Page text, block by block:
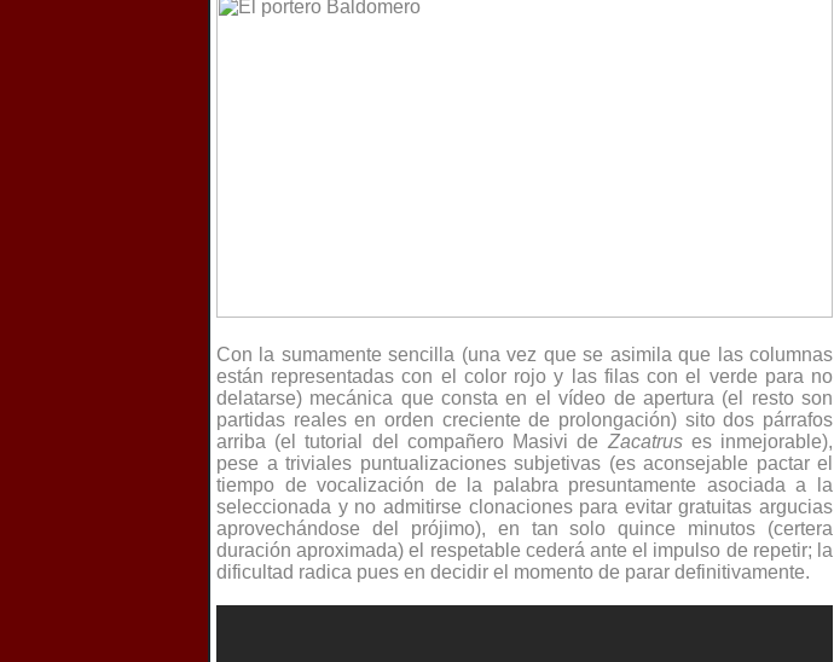
Con la sumamente sencilla (una vez que se asimila que las columnas
están representadas con el color rojo y las filas con el verde para no
delatarse) mecánica que consta en el vídeo de apertura (el resto son
partidas reales en orden creciente de prolongación) sito dos párrafos
arriba (el tutorial del compañero Masivi de Zacatruses inmejorable),
pese a triviales puntualizaciones subjetivas (es aconsejable pactar el
tiempo de vocalización de la palabra presuntamente asociada a la
seleccionada y no admitirse clonaciones para evitar gratuitas argucias
aprovechándose del prójimo), en tan solo quince minutos (certera
duración aproximada) el respetable cederá ante el impulso de repetir; la
dificultad radica pues en decidir el momento de parar definitivamente.